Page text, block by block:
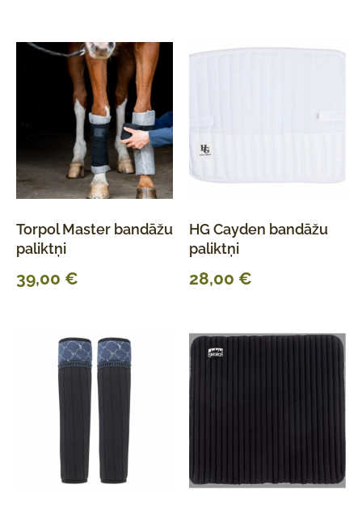
Torpol Master bandāžu
paliktņi
39,00 €
HG Cayden bandāžu
paliktņi
28,00 €